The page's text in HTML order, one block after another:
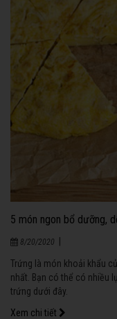
5 món ngon bổ dưỡng,
8/20/2020
Trứng là món khoải khẩu
nhất. Bạn có thể có nhiều
trứng dưới đây.
Xem chi tiết